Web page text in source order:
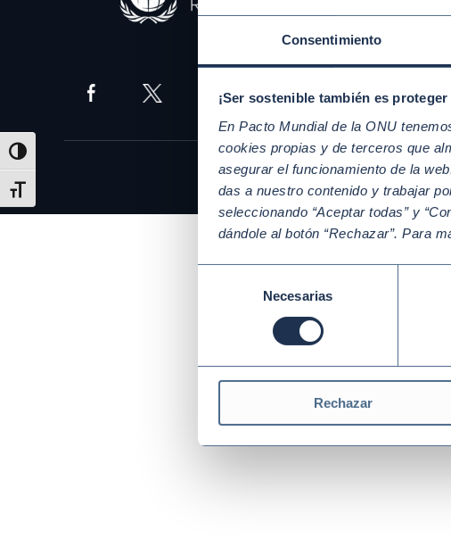
Consentimiento
¡Ser sostenible también es
En Pacto Mundial de la ONU
cookies propias y de terceros que
asegurar el funcionamiento de la
das a nuestro contenido y trabajar
seleccionando “Aceptar todas” y
dándole al botón “Rechazar”. Para
consentimiento
Necesarias
Rechazar
Alternar alto contraste
Alternar tamaño de letra